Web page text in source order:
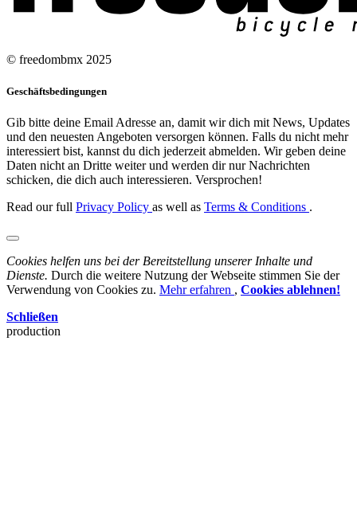
© freedombmx 2025
Geschäftsbedingungen
Gib bitte deine Email Adresse an, damit wir dich mit News, Updates
und den neuesten Angeboten versorgen können. Falls du nicht mehr
interessiert bist, kannst du dich jederzeit abmelden. Wir geben deine
Daten nicht an Dritte weiter und werden dir nur Nachrichten
schicken, die dich auch interessieren. Versprochen!
Read our full Privacy Policy as well as Terms & Conditions .
Cookies helfen uns bei der Bereitstellung unserer Inhalte und
Dienste. Durch die weitere Nutzung der Webseite stimmen Sie der
Verwendung von Cookies zu. Mehr erfahren , Cookies ablehnen!
Schließen
production